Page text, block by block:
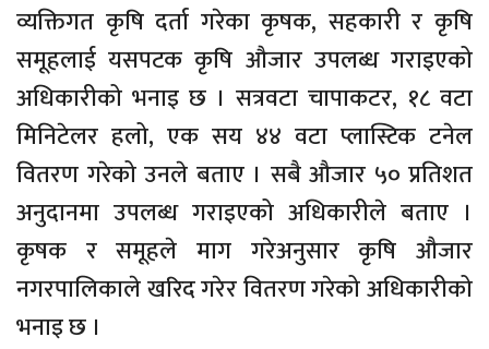
व्यक्तिगत कृषि दर्ता गरेका कृषक, सहकारी र कृषि
समूहलाई यसपटक कृषि औजार उपलब्ध गराइएको
अधिकारीको भनाइ छ । सत्रवटा चापाकटर, १८ वटा
मिनिटेलर हलो, एक सय ४४ वटा प्लास्टिक टनेल
वितरण गरेको उनले बताए । सबै औजार ५० प्रतिशत
अनुदानमा उपलब्ध गराइएको अधिकारीले बताए ।
कृषक र समूहले माग गरेअनुसार कृषि औजार
नगरपालिकाले खरिद गरेर वितरण गरेको अधिकारीको
भनाइ छ ।